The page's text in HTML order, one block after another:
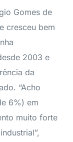
Gomes de
cresceu bem
2003 e
da
“Acho
6%) em
muito forte